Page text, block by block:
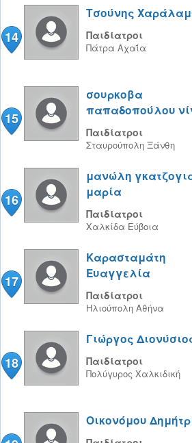
14
Τσούνης
Παιδίατροι
Πάτρα Αχαΐα
15
σουρκοβα
παπαδοπούλου
Παιδίατροι
Σταυρούπολη Ξάνθη
16
μανώλη
μαρία
Παιδίατροι
Χαλκίδα Εύβοια
17
Καρασταμάτη
Ευαγγελία
Παιδίατροι
Ηλιούπολη Αθήνα
18
Γιώργος
Παιδίατροι
Πολύγυρος Χαλκιδική
Οικονόμου